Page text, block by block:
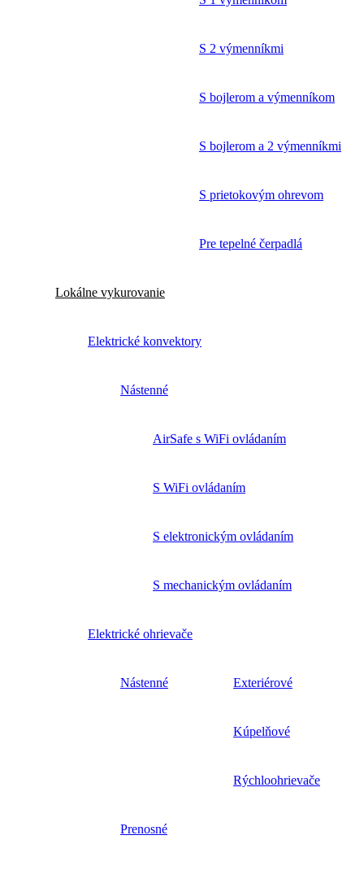
S 2 výmenníkmi
S bojlerom a výmenníkom
S bojlerom a 2 výmenníkmi
S prietokovým ohrevom
Pre tepelné čerpadlá
Lokálne vykurovanie
Elektrické konvektory
Nástenné
AirSafe s WiFi ovládaním
S WiFi ovládaním
S elektronickým ovládaním
S mechanickým ovládaním
Elektrické ohrievače
Nástenné Exteriérové
Kúpelňové
Rýchloohrievače
Prenosné